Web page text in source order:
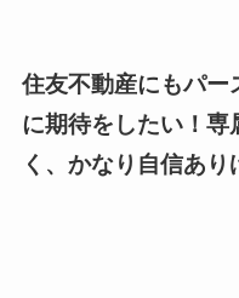
住友不動産にもパー
に期待をしたい！専
く、かなり自信あり